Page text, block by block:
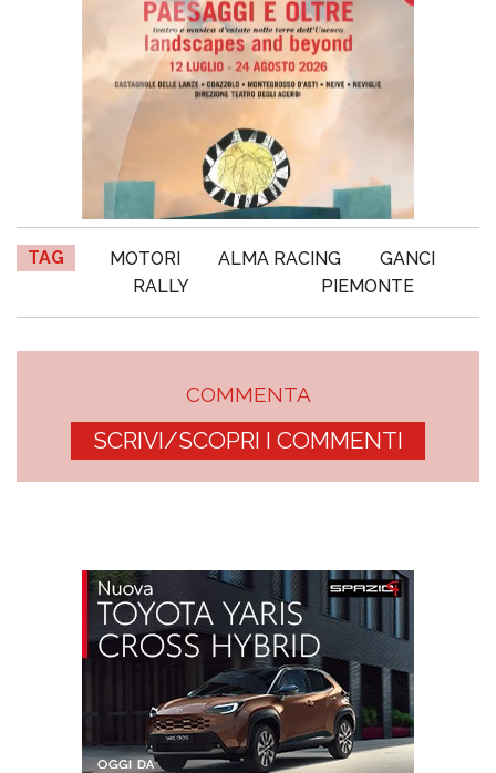
TAG MOTORI ALMA RACING
GANCI
RALLY
PIEMONTE
COMMENTA
SCRIVI/SCOPRI I COMMENTI